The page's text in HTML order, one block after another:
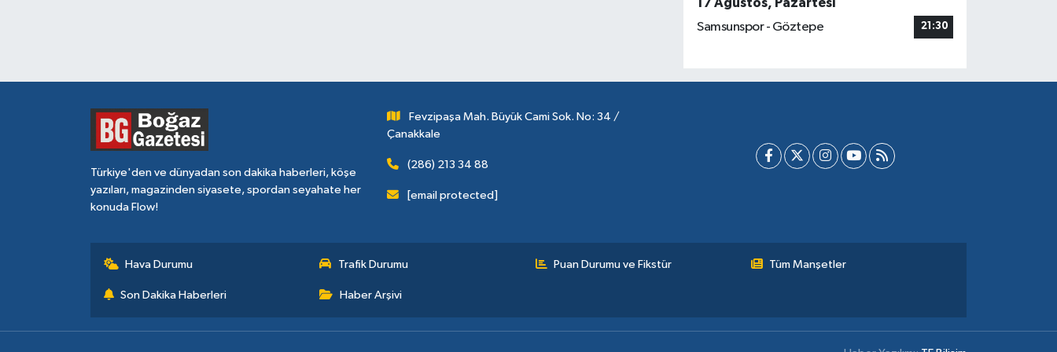
Samsunspor - Göztepe
21:30
Türkiye'den ve dünyadan son dakika haberleri, köşe
yazıları, magazinden siyasete, spordan seyahate her
konuda Flow!
Fevzipaşa Mah. Büyük Cami Sok. No: 34 /
Çanakkale
(286) 213 34 88
[email protected]
Hava Durumu Trafik Durumu Puan Durumu ve Fikstür Tüm Manşetler
Son Dakika Haberleri Haber Arşivi